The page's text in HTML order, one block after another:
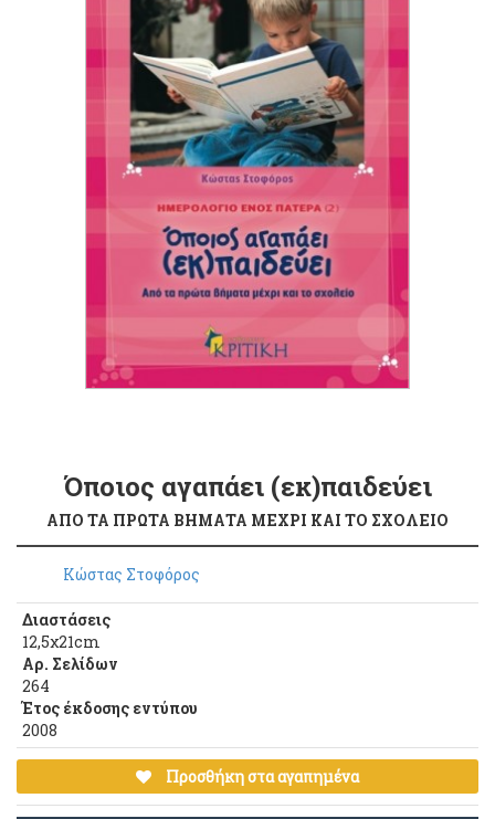
Όποιος αγαπάει (εκ)παιδεύει
ΑΠΟ ΤΑ ΠΡΩΤΑ ΒΗΜΑΤΑ ΜΕΧΡΙ ΚΑΙ ΤΟ ΣΧΟΛΕΙΟ
Κώστας Στοφόρος
Διαστάσεις
12,5χ21cm
Αρ. Σελίδων
264
Έτος έκδοσης εντύπου
2008
Προσθήκη στα αγαπημένα